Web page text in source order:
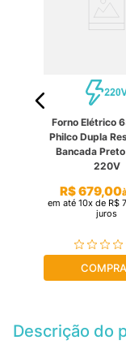
Forno Elétrico
Philco Dupla
Bancada Preto
220V
R$679,00
em até 10x de R$
juros
Descrição do